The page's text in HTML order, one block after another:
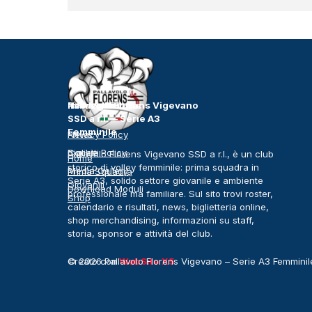
Pallavolo Florens Vigevano
SSD a r.l. – Serie A3
Femminile
Home
Prima Squadra
Giovanili
Shop
News e Risorse
News
Biglietti
Media Gallery
Download Moduli
Info legali
Privacy Policy
Cookie Policy
Pallavolo Florens Vigevano SSD a r.l., è un club
storico di volley femminile: prima squadra in
Serie A3, solido settore giovanile e ambiente
professionale ma familiare. Sul sito trovi roster,
calendario e risultati, news, biglietteria online,
shop merchandising, informazioni su staff,
storia, sponsor e attività del club.
© 2026 Pallavolo Florens Vigevano – Serie A3
Creato conWebSite X5